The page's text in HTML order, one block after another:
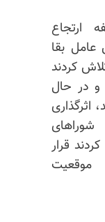
ارتجاع
عامل بقا
کردند
و در حال
اثرگذاری
شوراهای
قرار
موقعیت